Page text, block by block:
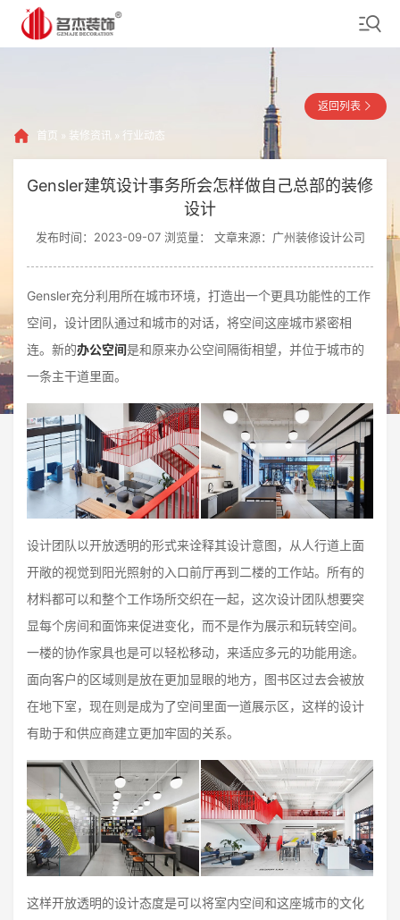
首页 » 装修资讯 » 行业动态
返回列表
Gensler建筑设计事务所会怎样做自己总部的装修
设计
发布时间：2023-09-07 浏览量： 文章来源：广州装修设计公司
Gensler充分利用所在城市环境，打造出一个更具功能性的工作
空间，设计团队通过和城市的对话，将空间这座城市紧密相
连。新的办公空间是和原来办公空间隔街相望，并位于城市的
一条主干道里面。
设计团队以开放透明的形式来诠释其设计意图，从人行道上面
开敞的视觉到阳光照射的入口前厅再到二楼的工作站。所有的
材料都可以和整个工作场所交织在一起，这次设计团队想要突
显每个房间和面饰来促进变化，而不是作为展示和玩转空间。
一楼的协作家具也是可以轻松移动，来适应多元的功能用途。
面向客户的区域则是放在更加显眼的地方，图书区过去会被放
在地下室，现在则是成为了空间里面一道展示区，这样的设计
有助于和供应商建立更加牢固的关系。
这样开放透明的设计态度是可以将室内空间和这座城市的文化